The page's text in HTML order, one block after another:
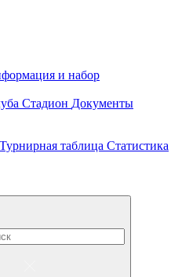
и набор
Стадион Документы
Турнирная таблица Статистика